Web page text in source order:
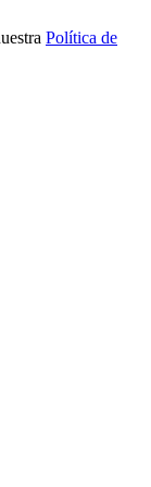
Política de